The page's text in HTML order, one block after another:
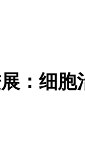
：细胞